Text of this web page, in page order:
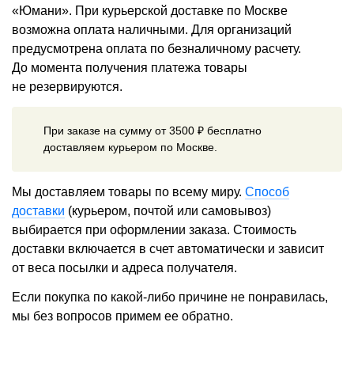
«Юмани». При курьерской доставке по Москве
возможна оплата наличными. Для организаций
предусмотрена оплата по безналичному расчету.
До момента получения платежа товары
не резервируются.
При заказе на сумму от 3500 ₽ бесплатно
доставляем курьером по Москве.
Мы доставляем товары по всему миру. Способ
доставки (курьером, почтой или самовывоз)
выбирается при оформлении заказа. Стоимость
доставки включается в счет автоматически и зависит
от веса посылки и адреса получателя.
Если покупка по какой-либо причине не понравилась,
мы без вопросов примем ее обратно.